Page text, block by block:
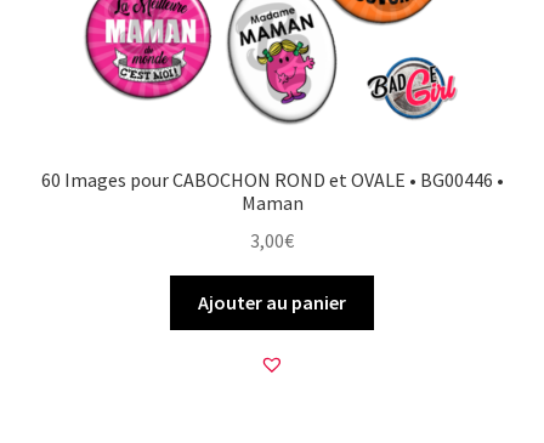
60 Images pour CABOCHON ROND et OVALE • BG00446 •
Maman
3,00€
Ajouter au panier